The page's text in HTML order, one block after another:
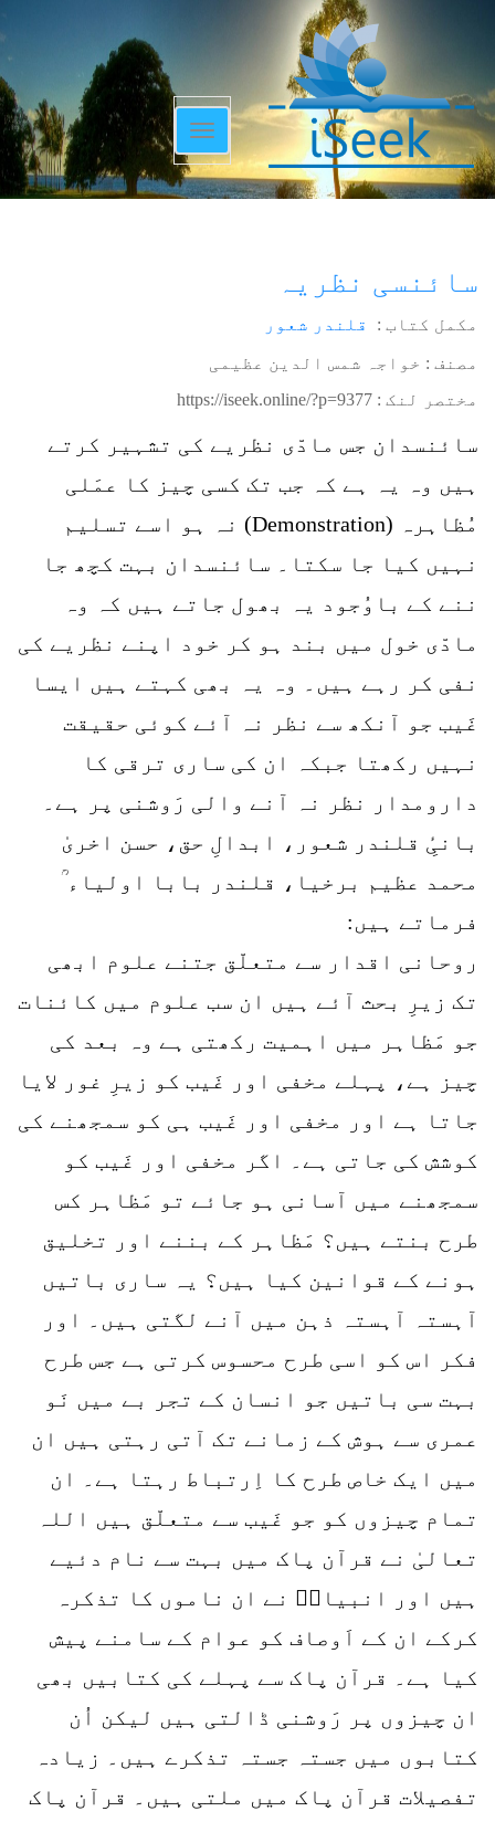
Toggle
navigation
سائنسی نظریہ
مکمل کتاب : قلندر شعور
مصنف : خواجہ شمس الدین عظیمی
مختصر لنک : https://iseek.online/?p=9377
سائنسدان جس مادّی نظریے کی تشہیر کرتے
ہیں وہ یہ ہے کہ جب تک کسی چیز کا عمَلی
مُظاہرہ (Demonstration) نہ ہو اسے تسلیم
نہیں کیا جا سکتا۔ سائنسدان بہت کچھ جا
ننے کے باوُجود یہ بھول جاتے ہیں کہ وہ
مادّی خول میں بند ہو کر خود اپنے نظریے کی
نفی کر رہے ہیں۔ وہ یہ بھی کہتے ہیں ایسا
غَیب جو آنکھ سے نظر نہ آئے کوئی حقیقت
نہیں رکھتا جبکہ ان کی ساری ترقی کا
دارومدار نظر نہ آنے والی رَوشنی پر ہے۔
بانیِٔ قلندر شعور، ابدالِ حق، حسن اخریٰ
محمد عظیم برخیا، قلندر بابا اولیاء ؒ
فرماتے ہیں:
روحانی اقدار سے متعلّق جتنے علوم ابھی
تک زیرِ بحث آئے ہیں ان سب علوم میں کائنات
جو مَظاہر میں اہمیت رکھتی ہے وہ بعد کی
چیز ہے، پہلے مخفی اور غَیب کو زیرِ غور لایا
جاتا ہے اور مخفی اور غَیب ہی کو سمجھنے کی
کوشش کی جاتی ہے۔ اگر مخفی اور غَیب کو
سمجھنے میں آسانی ہو جائے تو مَظاہر کس
طرح بنتے ہیں؟ مَظاہر کے بننے اور تخلیق
ہونے کے قوانین کیا ہیں؟ یہ ساری باتیں
آہستہ آہستہ ذہن میں آنے لگتی ہیں۔ اور
فکر اس کو اسی طرح محسوس کرتی ہے جس طرح
بہت سی باتیں جو انسان کے تجر بے میں نَو
عمری سے ہوش کے زمانے تک آتی رہتی ہیں ان
میں ایک خاص طرح کا اِرتباط رہتا ہے۔ ان
تمام چیزوں کو جو غَیب سے متعلّق ہیں اللہ
تعالیٰ نے قرآن پاک میں بہت سے نام دئیے
ہیں اور انبیاءؑ نے ان ناموں کا تذکرہ
کرکے ان کے اَوصاف کو عوام کے سامنے پیش
کیا ہے۔ قرآن پاک سے پہلے کی کتابیں بھی
ان چیزوں پر رَوشنی ڈالتی ہیں لیکن اُن
کتابوں میں جستہ جستہ تذکرے ہیں۔ زیادہ
تفصیلات قرآن پاک میں ملتی ہیں۔ قرآن پاک